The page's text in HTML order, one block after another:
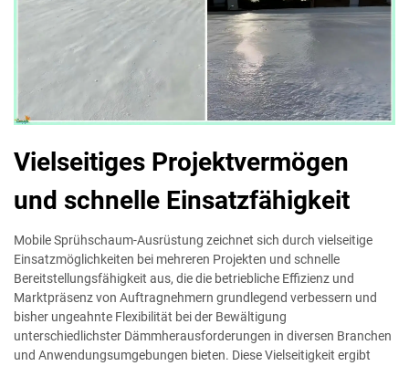
Vielseitiges Projektvermögen
und schnelle Einsatzfähigkeit
Mobile Sprühschaum-Ausrüstung zeichnet sich durch vielseitige
Einsatzmöglichkeiten bei mehreren Projekten und schnelle
Bereitstellungsfähigkeit aus, die die betriebliche Effizienz und
Marktpräsenz von Auftragnehmern grundlegend verbessern und
bisher ungeahnte Flexibilität bei der Bewältigung
unterschiedlichster Dämmherausforderungen in diversen Branchen
und Anwendungsumgebungen bieten. Diese Vielseitigkeit ergibt